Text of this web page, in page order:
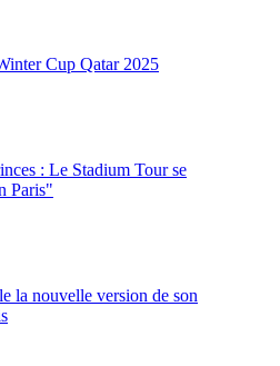
Cup Qatar 2025
: Le Stadium Tour se
Paris"
la nouvelle version de son